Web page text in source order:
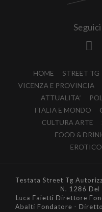
HOME STREET TG
VICENZA E PROVINCIA
ATTUALITA’
ITALIA E MONDO
CULTURA ARTE
FOOD &
Testata Street Tg
N. 1286
Luca Faietti Direttore
Abalti Fondatore -